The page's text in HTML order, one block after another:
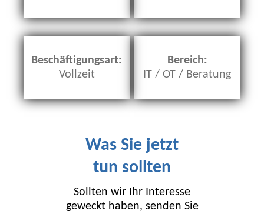
Beschäftigungsart:
Vollzeit
Bereich:
IT / OT / Beratung
Was Sie jetzt
tun sollten
Sollten wir Ihr Interesse
geweckt haben, senden Sie